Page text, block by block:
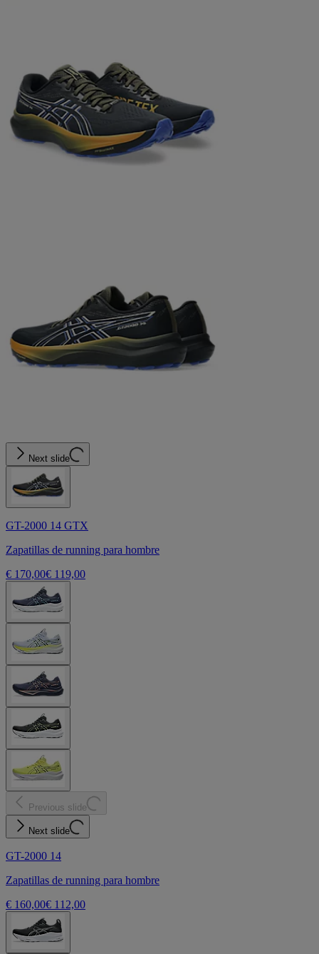
Next slide
GT-2000 14 GTX
Zapatillas de running para hombre
€ 170,00€ 119,00
Previous slide
Next slide
GT-2000 14
Zapatillas de running para hombre
€ 160,00€ 112,00